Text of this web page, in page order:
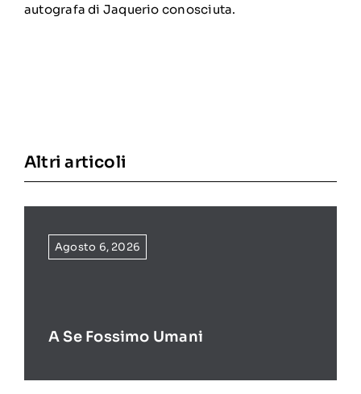
autografa di Jaquerio conosciuta.
Altri articoli
Agosto 6, 2026
A Se Fossimo Umani